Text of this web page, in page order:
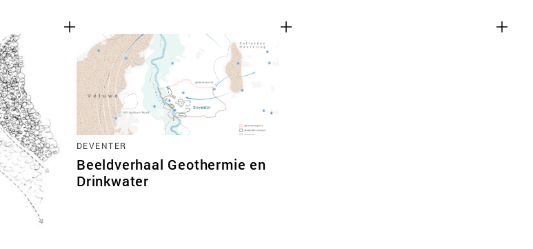
DEVENTER
Beeldverhaal Geothermie en
Drinkwater